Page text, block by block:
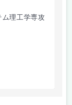
理工学専攻